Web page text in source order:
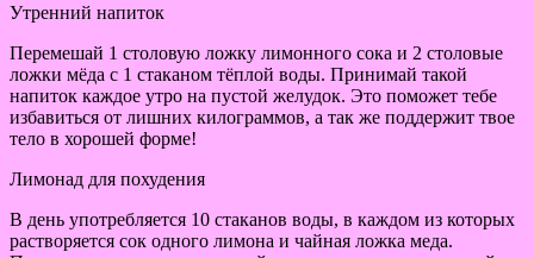
Утренний напиток
Перемешай 1 столовую ложку лимонного сока и 2 столовые
ложки мёда с 1 стаканом тёплой воды. Принимай такой
напиток каждое утро на пустой желудок. Это поможет тебе
избавиться от лишних килограммов, а так же поддержит твое
тело в хорошей форме!
Лимонад для похудения
В день употребляется 10 стаканов воды, в каждом из которых
растворяется сок одного лимона и чайная ложка меда.